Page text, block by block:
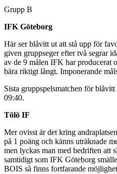
Grupp B
IFK Göteborg
Här ser blåvitt ut att stå upp för
given gruppseger efter två segrar
av de 9 målen IFK har producerat
bära riktigt långt. Imponerande
Sista gruppspelsmatchen för blåvitt
09:40.
Tölö IF
Mer ovisst är det kring
på 1 poäng och känns uträknade
men lyckas man med bedriften att
samtidigt som IFK Göteborg
BOIS så finns fortfarande